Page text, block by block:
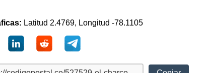
Latitud 2.4769, Longitud -78.1105